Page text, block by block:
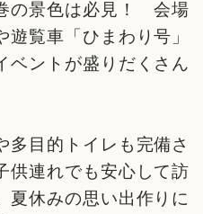
の景色は必見！ 会場
覧車「ひまわり号」
ベントが盛りだくさん
多目的トイレも完備さ
供連れでも安心して訪
夏休みの思い出作りに